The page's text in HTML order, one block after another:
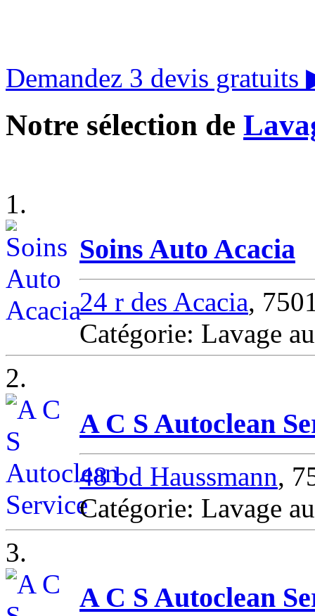
Demandez 3 devis gratuits
Notre sélection de
1.
Soins Auto Acacia
24 r des Acacia,
Catégorie: Lavage
2.
A C S Autoclean
48 bd Haussmann,
Catégorie: Lavage
3.
A C S Autoclean